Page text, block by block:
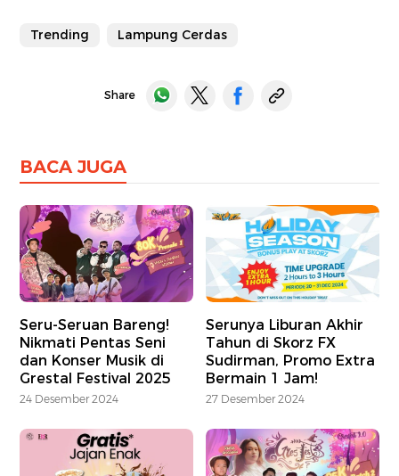
Trending Lampung Cerdas
Share
BACA JUGA
Seru-Seruan Bareng!
Nikmati Pentas Seni
dan Konser Musik di
Grestal Festival 2025
24 Desember 2024
Serunya Liburan Akhir
Tahun di Skorz FX
Sudirman, Promo Extra
Bermain 1 Jam!
27 Desember 2024